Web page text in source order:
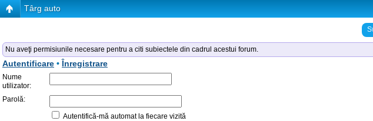
Târg auto
Nu aveţi permisiunile necesare pentru a citi subiectele din cadrul acestui forum.
Autentificare • Înregistrare
Nume
utilizator:
Parolă:
Autentifică-mă automat la fiecare vizită